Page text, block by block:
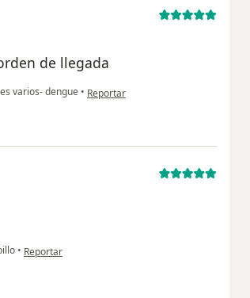
de llegada
varios- dengue • en opinión del usuario paciente
Reportar
• en opinión del usuario Cuenta eliminada
Reportar